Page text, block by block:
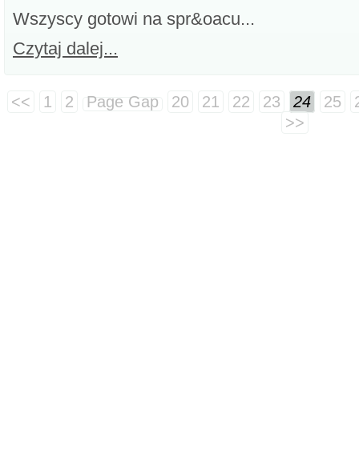
Wszyscy gotowi na spr&oacu...
Czytaj dalej...
<< 1 2 Page Gap 20 21 22 23 24 25
>>